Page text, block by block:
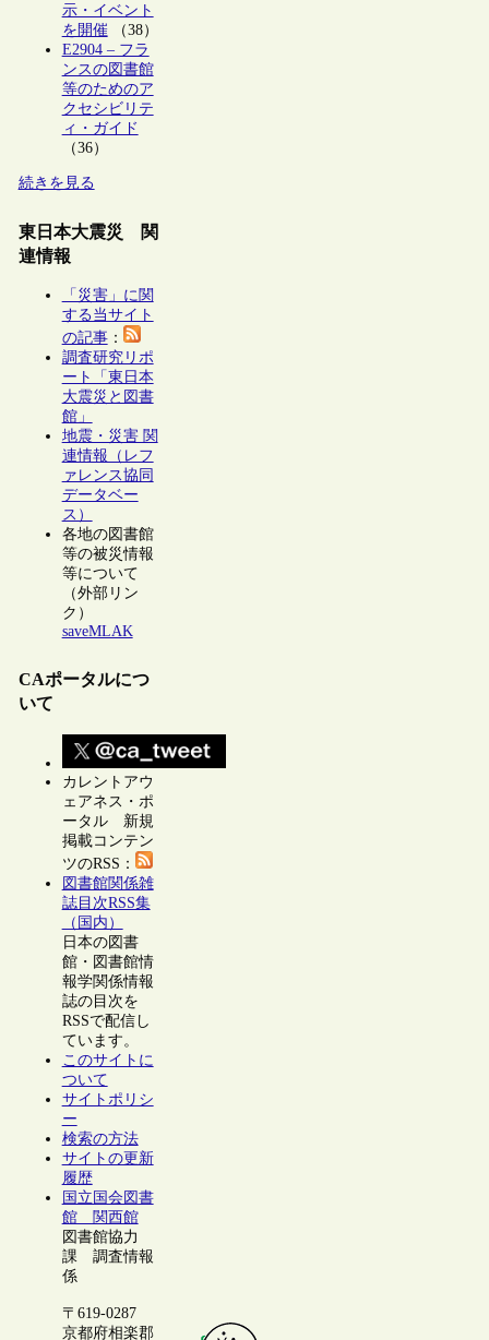
示・イベント
を開催（38）
E2904 – フラ
ンスの図書館
等のためのア
クセシビリテ
ィ・ガイド
（36）
続きを見る
東日本大震災 関
連情報
「災害」に関
する当サイト
の記事：
調査研究リポ
ート「東日本
大震災と図書
館」
地震・災害 関
連情報（レフ
ァレンス協同
データベー
ス）
各地の図書館
等の被災情報
等について
（外部リン
ク）
saveMLAK
CAポータルにつ
いて
カレントアウ
ェアネス・ポ
ータル 新規
掲載コンテン
ツのRSS：
図書館関係雑
誌目次RSS集
（国内）
日本の図書
館・図書館情
報学関係情報
誌の目次を
RSSで配信し
ています。
このサイトに
ついて
サイトポリシ
ー
検索の方法
サイトの更新
履歴
国立国会図書
館 関西館
図書館協力
課 調査情報
係
〒619-0287
京都府相楽郡